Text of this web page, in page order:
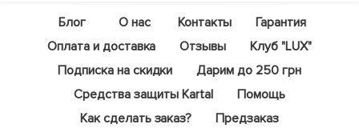
Блог О нас Контакты
Гарантия
Оплата и доставка
Отзывы
Клуб "LUX"
Подписка на скидки
Дарим до 250 грн
Средства защиты Kartal
Помощь
Как сделать заказ?
Предзаказ